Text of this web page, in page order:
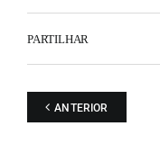
PARTILHAR
ANTERIOR